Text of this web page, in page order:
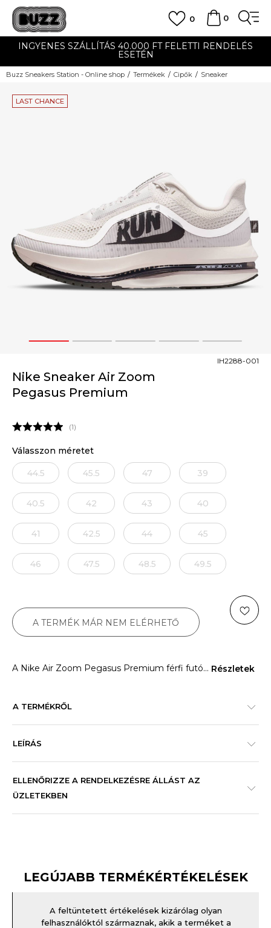
0
0
INGYENES SZÁLLÍTÁS 40.000 FT FELETTI RENDELÉS
ESETÉN
Buzz Sneakers Station - Online shop Termékek Cipők Sneaker
1 2 3 4 5
LAST CHANCE
Nike Sneaker Air Zoom
Pegasus Premium
IH2288-001
1
Válasszon méretet
44.5 45.5 47 39
40.5 42 43 40
41 42.5 44 45
46 47.5 48.5 49.5
A TERMÉK MÁR NEM ELÉRHETŐ
A Nike Air Zoom Pegasus Premium férfi futó... Részletek
A TERMÉKRŐL
LEÍRÁS
ELLENŐRIZZE A RENDELKEZÉSRE ÁLLÁST AZ
ÜZLETEKBEN
LEGÚJABB TERMÉKÉRTÉKELÉSEK
A feltüntetett értékelések kizárólag olyan
felhasználóktól származnak, akik a terméket a